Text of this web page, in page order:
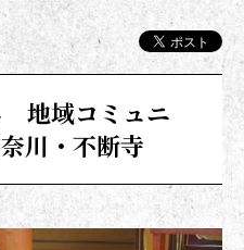
地域コミュニ
川・不断寺